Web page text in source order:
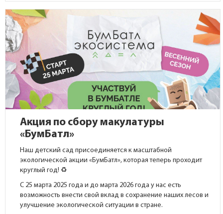
Акция по сбору макулатуры
«БумБатл»
Наш детский сад присоединяется к масштабной
экологической акции «БумБатл», которая теперь проходит
круглый год! ♻️
С 25 марта 2025 года и до марта 2026 года у нас есть
возможность внести свой вклад в сохранение наших лесов и
улучшение экологической ситуации в стране.